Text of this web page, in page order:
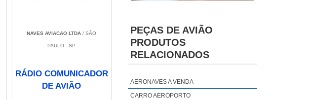
NAVES AVIACAO LTDA / SÃO
PAULO - SP
RÁDIO COMUNICADOR
DE AVIÃO
PEÇAS DE AVIÃO
PRODUTOS
RELACIONADOS
AERONAVES A VENDA
CARRO AEROPORTO